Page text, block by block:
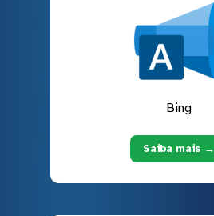
Bing
Saiba mais →